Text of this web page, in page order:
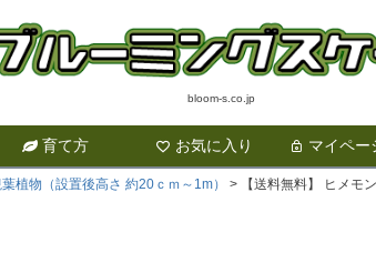
bloom-s.co.jp
育て方 お気に入り マイペー
植物（設置後高さ 約20ｃｍ～1m） 【送料無料】 ヒメモ